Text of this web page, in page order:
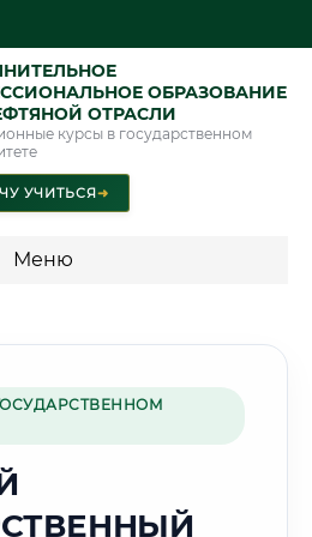
ОБРАЗОВАНИЕ
ОТРАСЛИ
курсы в государственном
УЧИТЬСЯ➜
Меню
Г. ТАМБОВ